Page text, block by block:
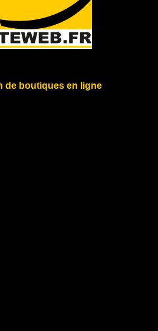
de boutiques en ligne